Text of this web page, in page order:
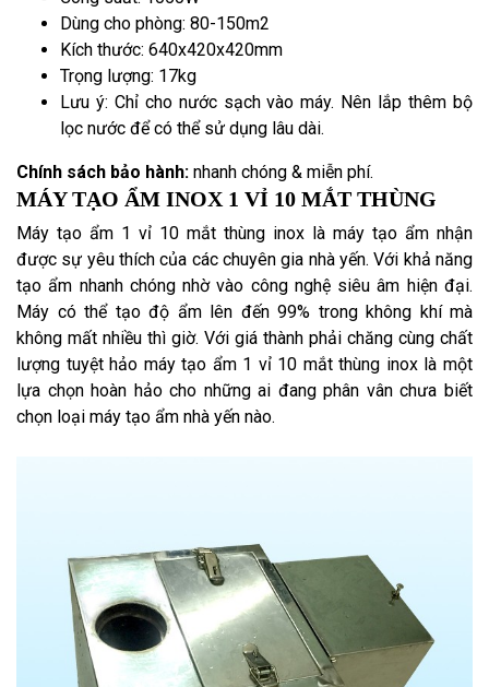
Dùng cho phòng: 80-150m2
Kích thước: 640x420x420mm
Trọng lượng: 17kg
Lưu ý: Chỉ cho nước sạch vào máy. Nên lắp thêm bộ
lọc nước để có thể sử dụng lâu dài.
Chính sách bảo hành: nhanh chóng & miễn phí.
MÁY TẠO ẨM INOX 1 VỈ 10 MẮT THÙNG
Máy tạo ẩm 1 vỉ 10 mắt thùng inox là máy tạo ẩm nhận
được sự yêu thích của các chuyên gia nhà yến. Với khả năng
tạo ẩm nhanh chóng nhờ vào công nghệ siêu âm hiện đại.
Máy có thể tạo độ ẩm lên đến 99% trong không khí mà
không mất nhiều thì giờ. Với giá thành phải chăng cùng chất
lượng tuyệt hảo máy tạo ẩm 1 vỉ 10 mắt thùng inox là một
lựa chọn hoàn hảo cho những ai đang phân vân chưa biết
chọn loại máy tạo ẩm nhà yến nào.